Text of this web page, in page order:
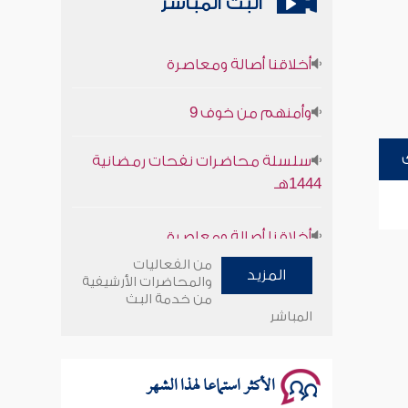
1444هـ
وأمنهم من خوف 9
سلسلة محاضرات نفحات رمضانية
المزيد
من الفعاليات
والمحاضرات الأرشيفية
من خدمة البث
المباشر
الأكثر استماعا لهذا الشهر